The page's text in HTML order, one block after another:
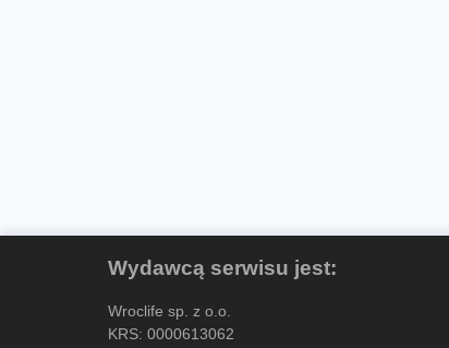
Wydawcą serwisu jest:
Wroclife sp. z o.o.
KRS: 0000613062